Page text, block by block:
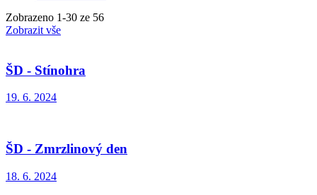
Zobrazeno 1-30 ze 56
Zobrazit vše
ŠD - Stínohra
19. 6. 2024
ŠD - Zmrzlinový den
18. 6. 2024